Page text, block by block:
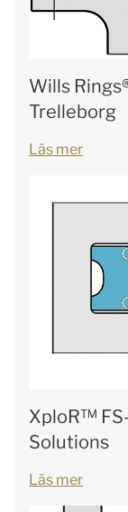
Wills
Trelleborg
Läs mer
XploR™
Solutions
Läs mer